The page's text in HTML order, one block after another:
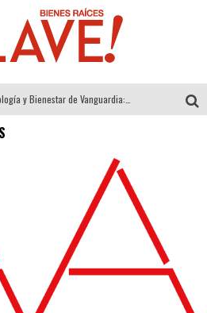
El Despertar de la Calidez: Acabados Dorados de FV para Elevar tu Espacio